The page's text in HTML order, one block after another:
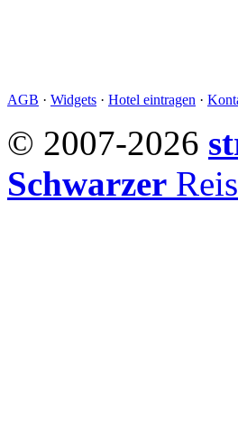
AGB · Widgets · Hotel eintragen ·
© 2007-2026
Schwarzer